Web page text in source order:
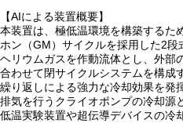
【AIによる装置概要】
本装置は、極低温環境を構築するた
ホン（GM）サイクルを採用した2
ヘリウムガスを作動流体とし、外部
合わせて閉サイクルシステムを構成
繰り返しによる強力な冷却効果を発
排気を行うクライオポンプの冷却源
低温実験装置や超伝導デバイスの冷